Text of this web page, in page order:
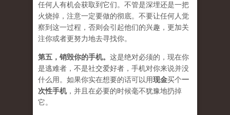
任何人有机会获取到它们。不管是深埋还是一把
火烧掉，注意一定要做的彻底。不要让任何人觉
察到这一过程，否则会引起他们的兴趣，更加关
注你或者更努力地去寻找你。
第五， 销毁你的手机。 这是绝对必须的，现在你
是逃难者，不是社交爱好者，手机对你来说并没
什么用。如果你实在想要的话可以用现金买个一
次性手机，并且在必要的时候毫不犹豫地扔掉
它。